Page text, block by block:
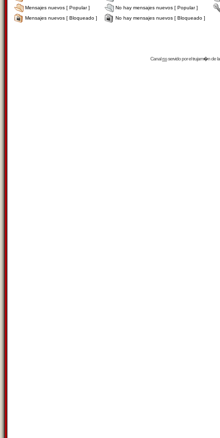
Mensajes nuevos [ Popular ]
No hay mensajes nuevos [ Popular ]
Mensajes nuevos [ Bloqueado ]
No hay mensajes nuevos [ Bloqueado ]
Canalrssservido por eltrujam�nde